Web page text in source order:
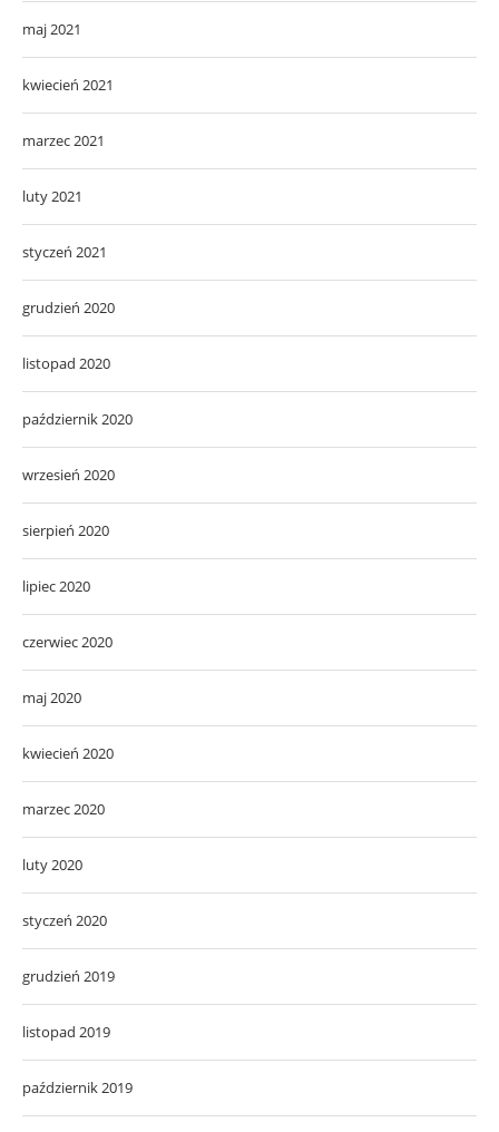
maj 2021
kwiecień 2021
marzec 2021
luty 2021
styczeń 2021
grudzień 2020
listopad 2020
październik 2020
wrzesień 2020
sierpień 2020
lipiec 2020
czerwiec 2020
maj 2020
kwiecień 2020
marzec 2020
luty 2020
styczeń 2020
grudzień 2019
listopad 2019
październik 2019